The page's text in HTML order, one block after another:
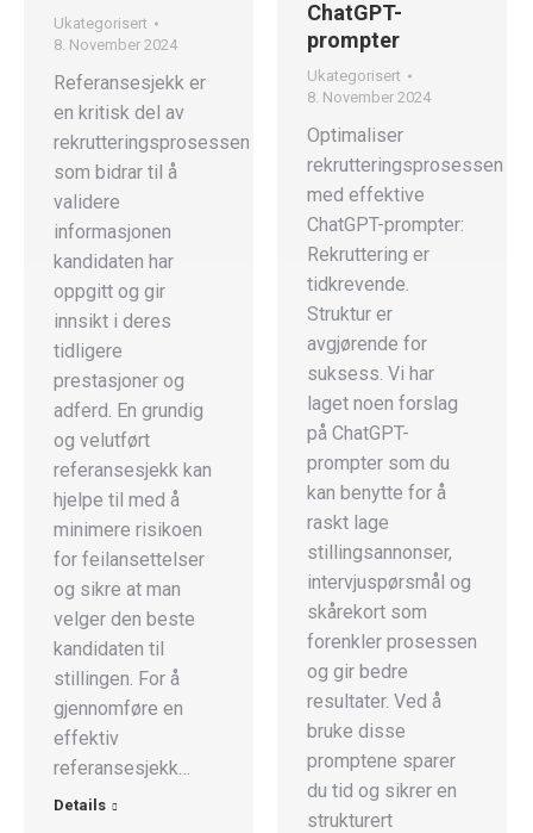
ChatGPT-
prompter
Ukategorisert
8. November 2024
Optimaliser
rekrutteringsprosessen
med effektive
ChatGPT-prompter:
Rekruttering er
tidkrevende.
Struktur er
avgjørende for
suksess. Vi har
laget noen forslag
på ChatGPT-
prompter som du
kan benytte for å
raskt lage
stillingsannonser,
intervjuspørsmål og
skårekort som
forenkler prosessen
og gir bedre
resultater. Ved å
bruke disse
promptene sparer
du tid og sikrer en
strukturert
Ukategorisert
8. November 2024
Referansesjekk er
en kritisk del av
rekrutteringsprosessen
som bidrar til å
validere
informasjonen
kandidaten har
oppgitt og gir
innsikt i deres
tidligere
prestasjoner og
adferd. En grundig
og velutført
referansesjekk kan
hjelpe til med å
minimere risikoen
for feilansettelser
og sikre at man
velger den beste
kandidaten til
stillingen. For å
gjennomføre en
effektiv
referansesjekk…
Details